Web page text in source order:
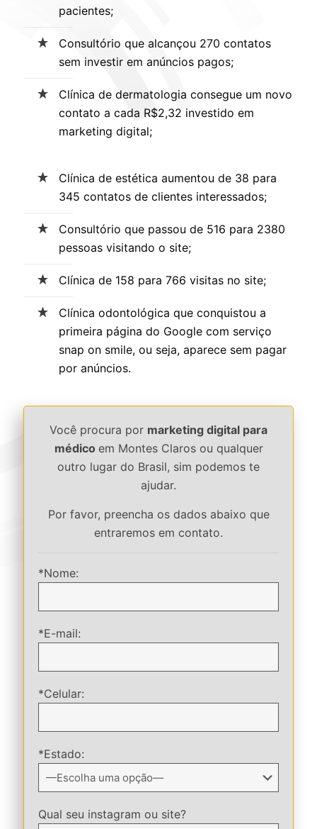
pacientes;
Consultório que alcançou 270 contatos
sem investir em anúncios pagos;
Clínica de dermatologia consegue um novo
contato a cada R$2,32 investido em
marketing digital;
Clínica de estética aumentou de 38 para
345 contatos de clientes interessados;
Consultório que passou de 516 para 2380
pessoas visitando o site;
Clínica de 158 para 766 visitas no site;
Clínica odontológica que conquistou a
primeira página do Google com serviço
snap on smile, ou seja, aparece sem pagar
por anúncios.
Você procura por marketing digital para
médico em Montes Claros ou qualquer
outro lugar do Brasil, sim podemos te
ajudar.
Por favor, preencha os dados abaixo que
entraremos em contato.
*Nome:
*E-mail:
*Celular:
*Estado:
Qual seu instagram ou site?